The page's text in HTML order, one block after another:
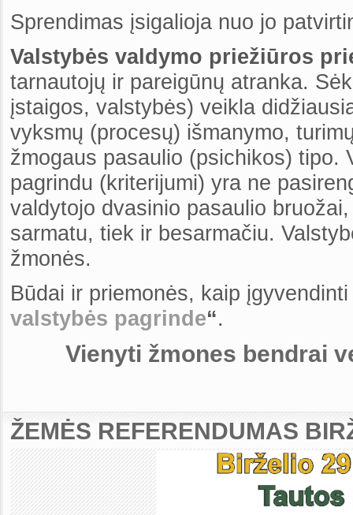
Sprendimas įsigalioja nuo jo
Valstybės valdymo priežiūros
tarnautojų ir pareigūnų atranka.
įstaigos, valstybės) veikla
vyksmų (procesų) išmanymo,
žmogaus pasaulio (psichikos) tipo.
pagrindu (kriterijumi) yra ne
valdytojo dvasinio pasaulio
sarmatu, tiek ir besarmačiu.
žmonės.
Būdai ir priemonės, kaip
valstybės pagrinde“.
Vienyti žmones bendrai
ŽEMĖS REFERENDUMAS